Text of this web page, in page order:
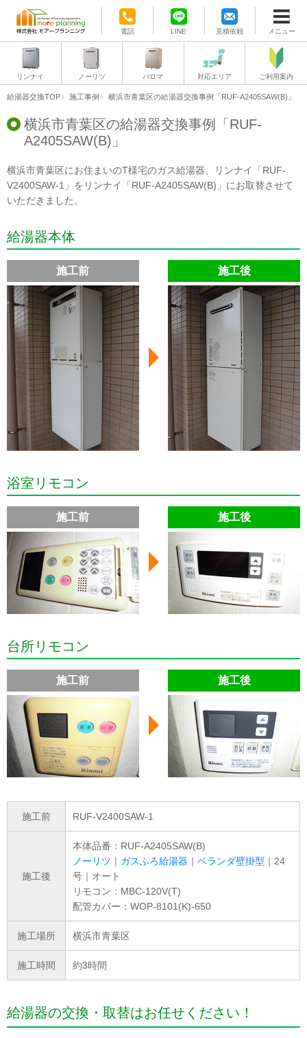
電話 LINE 見積依頼 メニュー
リンナイ ノーリツ パロマ 対応エリア ご利用案内
給湯器交換TOP 施工事例 横浜市青葉区の給湯器交換事例「RUF-A2405SAW(B)」
横浜市青葉区の給湯器交換事例「RUF-
A2405SAW(B)」
横浜市青葉区にお住まいのT様宅のガス給湯器、リンナイ「RUF-
V2400SAW-1」をリンナイ「RUF-A2405SAW(B)」にお取替させて
いただきました。
給湯器本体
施工前 施工後
浴室リモコン
施工前 施工後
台所リモコン
施工前 施工後
施工前 RUF-V2400SAW-1
施工後
本体品番：RUF-A2405SAW(B)
ノーリツ ｜ ガスふろ給湯器 ｜ ベランダ壁掛型 ｜24
号｜オート
リモコン：MBC-120V(T)
配管カバー：WOP-8101(K)-650
施工場所 横浜市青葉区
施工時間 約3時間
給湯器の交換・取替はお任せください！